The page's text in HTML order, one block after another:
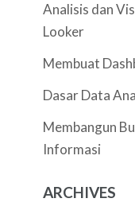
Analisis dan
Looker
Membuat
Dasar Data
Membangun
Informasi
ARCHIVES